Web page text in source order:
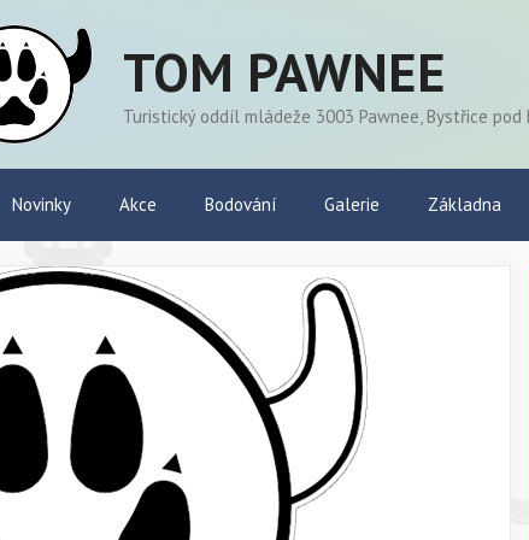
TOM PAWNEE
Turistický oddíl mládeže 3003 Pawnee, Bystřice pod
Novinky Akce Bodování Galerie Základna